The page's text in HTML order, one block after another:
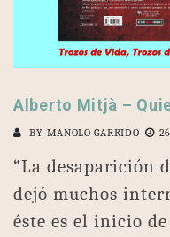
Alberto Mitjà –
BY MANOLO GARRIDO
“La desaparición
dejó muchos
éste es el inicio